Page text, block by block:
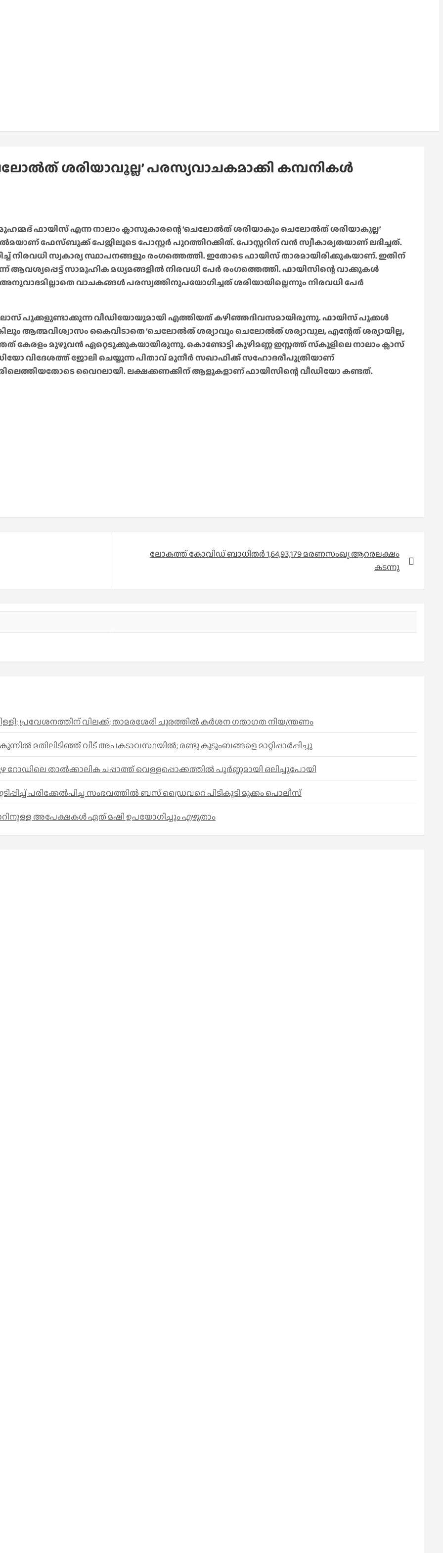
ശരിയാവൂല്ല’ പരസ്യവാചകമാക്കി കമ്പനികൾ
ഫായിസ് എന്ന നാലാം ക്ലാസുകാരന്റെ ‘ചെലോല്‍ത് ശരിയാകും ചെലോല്‍ത് ശരിയാകൂല്ല’
ഫേസ്ബുക്ക് പേജിലൂടെ പോസ്റ്റര്‍ പുറത്തിറക്കിത്. പോസ്റ്ററിന് വന്‍ സ്വീകാര്യതയാണ് ലഭിച്ചത്.
നിരവധി സ്വകാര്യ സ്ഥാപനങ്ങളും രംഗത്തെത്തി. ഇതോടെ ഫായിസ് താരമായിരിക്കുകയാണ്. ഇതിന്
ആവശ്യപ്പെട്ട് സാമൂഹിക മധ്യമങ്ങളിൽ നിരവധി പേര്‍ രംഗത്തെത്തി. ഫായിസിന്റെ വാക്കുകള്‍
വാചകങ്ങള്‍ പരസ്യത്തിനുപയോഗിച്ചത് ശരിയായില്ലെന്നും നിരവധി പേര്‍
പൂക്കളുണ്ടാക്കുന്ന വീഡിയോയുമായി എത്തിയത് കഴിഞ്ഞദിവസമായിരുന്നു. ഫായിസ് പൂക്കള്‍
ആത്മവിശ്വാസം കൈവിടാതെ ‘ചെലോല്‍ത് ശര്യാവും ചെലോല്‍ത് ശര്യാവൂല, എന്റേത് ശര്യായില്ല,
കേരളം മുഴുവന്‍ ഏറ്റെടുക്കുകയായിരുന്നു. കൊണ്ടോട്ടി കുഴിമണ്ണ ഇസ്സത്ത് സ്‌കൂളിലെ നാലാം ക്ലാസ്
വിദേശത്ത് ജോലി ചെയ്യുന്ന പിതാവ് മുനീര്‍ സഖാഫിക്ക് സഹോദരീപുത്രിയാണ്
വൈറലായി. ലക്ഷക്കണക്കിന് ആളുകളാണ് ഫായിസിന്റെ വീഡിയോ കണ്ടത്.
ലോകത്ത് കോവിഡ് ബാധിതര്‍ 1,64,93,179 മരണസംഖ്യ ആറരലക്ഷം
കടന്നു
പ്രവേശനത്തിന് വിലക്ക്; താമരശേരി ചുരത്തില്‍ കര്‍ശന ഗതാഗത നിയന്ത്രണം
മതിലിടിഞ്ഞ് വീട് അപകടാവസ്ഥയിൽ; രണ്ടു കുടുംബങ്ങളെ മാറ്റിപ്പാർപ്പിച്ചു
താൽക്കാലിക ചപ്പാത്ത് വെള്ളപ്പൊക്കത്തിൽ പൂർണ്ണമായി ഒലിച്ചുപോയി
പരിക്കേൽപിച്ച സംഭവത്തിൽ ബസ് ഡ്രൈവറെ പിടികൂടി മുക്കം പൊലീസ്
അപേക്ഷകൾ ഏത് മഷി ഉപയോഗിച്ചും എഴുതാം